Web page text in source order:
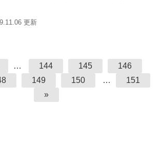
更新
… 144 145
146
149 150 …
151
»